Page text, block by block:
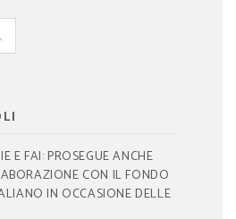
E FAI: PROSEGUE ANCHE
CON IL FONDO
IN OCCASIONE DELLE